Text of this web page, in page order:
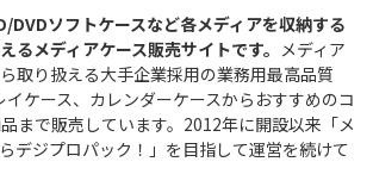
DVDソフトケースなど各メディアを収納する
るメディアケース販売サイトです。 メディア
取り扱える大手企業採用の業務用最高品質
イケース、カレンダーケースからおすすめのコ
まで販売しています。2012年に開設以来「メ
デジプロパック！」を目指して運営を続けて